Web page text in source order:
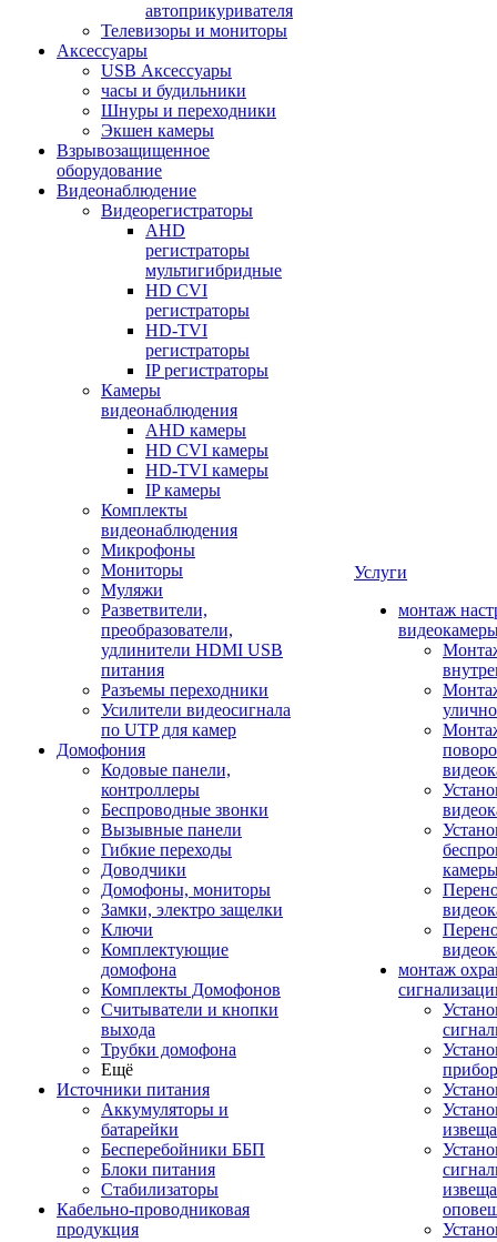
автоприкуривателя
Телевизоры и мониторы
Аксессуары
USB Аксессуары
часы и будильники
Шнуры и переходники
Экшен камеры
Взрывозащищенное
оборудование
Видеонаблюдение
Видеорегистраторы
AHD
регистраторы
мультигибридные
HD CVI
регистраторы
HD-TVI
регистраторы
IP регистраторы
Камеры
видеонаблюдения
AHD камеры
HD CVI камеры
HD-TVI камеры
IP камеры
Комплекты
видеонаблюдения
Микрофоны
Мониторы
Муляжи
Разветвители,
преобразователи,
удлинители HDMI USB
питания
Разъемы переходники
Усилители видеосигнала
по UTP для камер
Домофония
Кодовые панели,
контроллеры
Беспроводные звонки
Вызывные панели
Гибкие переходы
Доводчики
Домофоны, мониторы
Замки, электро защелки
Ключи
Комплектующие
домофона
Комплекты Домофонов
Считыватели и кнопки
выхода
Трубки домофона
Ещё
Источники питания
Аккумуляторы и
батарейки
Бесперебойники ББП
Блоки питания
Стабилизаторы
Кабельно-проводниковая
продукция
Услуги
монтаж
монтаж